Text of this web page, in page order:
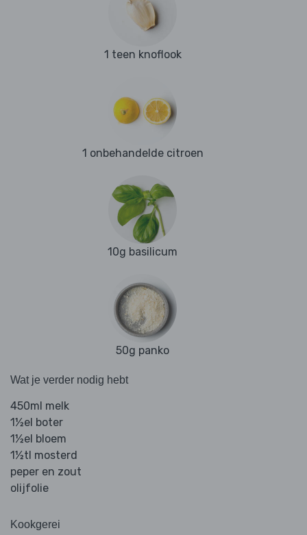
1 teen knoflook
1 onbehandelde citroen
10g basilicum
50g panko
Wat je verder nodig hebt
450ml melk
1½el boter
1½el bloem
1½tl mosterd
peper en zout
olijfolie
Kookgerei